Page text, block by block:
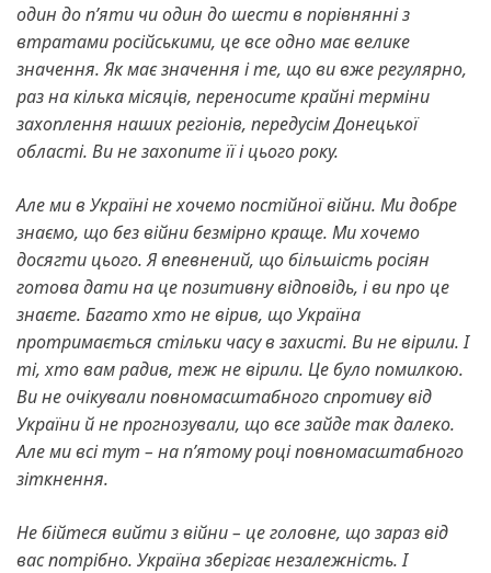
один до п’яти чи один до шести в порівнянні з
втратами російськими, це все одно має велике
значення.Як має значення і те, що ви вже регулярно,
раз на кілька місяців, переносите крайні терміни
захоплення наших регіонів, передусім Донецької
області. Ви не захопите її і цього року.
Але ми в Україні не хочемо постійної війни. Ми добре
знаємо, що без війни безмірно краще. Ми хочемо
досягти цього.Я впевнений, що більшість росіян
готова дати на це позитивну відповідь, і ви про це
знаєте. Багато хто не вірив, що Україна
протримається стільки часу в захисті. Ви не вірили. І
ті, хто вам радив, теж не вірили. Це було помилкою.
Ви не очікували повномасштабного спротиву від
України й не прогнозували, що все зайде так далеко.
Але ми всі тут – на пʼятому році повномасштабного
зіткнення.
Не бійтеся вийти з війни – це головне, що зараз від
вас потрібно. Україна зберігає незалежність. І